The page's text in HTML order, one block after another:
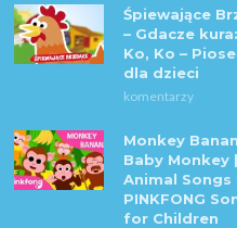
Śpiewające
– Gdacze
Ko, Ko –
dla dzieci
komentarzy
Monkey
Baby Monkey |
Animal Songs
PINKFONG
for Children